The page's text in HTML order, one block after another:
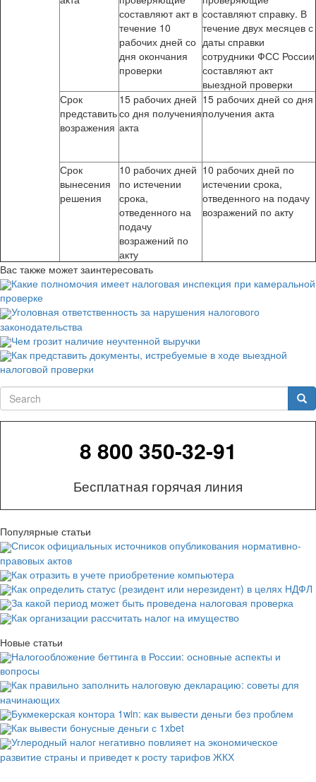
составляют акт в
течение 10
рабочих дней со
дня окончания
проверки
составляют справку. В
течение двух месяцев с
даты справки
сотрудники ФСС России
составляют акт
выездной проверки
Срок
представить
возражения
15 рабочих дней
со дня получения
акта
15 рабочих дней со дня
получения акта
Срок
вынесения
решения
10 рабочих дней
по истечении
срока,
отведенного на
подачу
возражений по
акту
10 рабочих дней по
истечении срока,
отведенного на подачу
возражений по акту
Вас также может заинтересовать
Какие полномочия имеет налоговая инспекция при камеральной
проверке
Уголовная ответственность за нарушения налогового
законодательства
Чем грозит наличие неучтенной выручки
Как представить документы, истребуемые в ходе выездной
налоговой проверки
Search
8 800 350-32-91
Бесплатная горячая линия
Популярные статьи
Список официальных источников опубликования нормативно-
правовых актов
Как отразить в учете приобретение компьютера
Как определить статус (резидент или нерезидент) в целях НДФЛ
За какой период может быть проведена налоговая проверка
Как организации рассчитать налог на имущество
Новые статьи
Налогообложение беттинга в России: основные аспекты и
вопросы
Как правильно заполнить налоговую декларацию: советы для
начинающих
Букмекерская контора 1win: как вывести деньги без проблем
Как вывести бонусные деньги с 1xbet
Углеродный налог негативно повлияет на экономическое
развитие страны и приведет к росту тарифов ЖКХ